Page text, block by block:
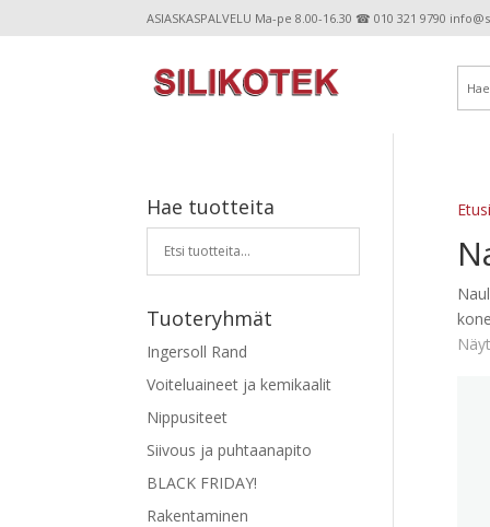
ASIASKASPALVELU Ma-pe 8.00-16.30 ☎ 010 321 9790
Hae tuotteita
Tuoteryhmät
Ingersoll Rand
Voiteluaineet ja kemikaalit
Nippusiteet
Siivous ja puhtaanapito
BLACK FRIDAY!
Rakentaminen